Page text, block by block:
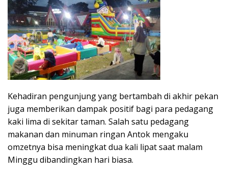
Kehadiran pengunjung yang bertambah di akhir pekan
juga memberikan dampak positif bagi para pedagang
kaki lima di sekitar taman. Salah satu pedagang
makanan dan minuman ringan Antok mengaku
omzetnya bisa meningkat dua kali lipat saat malam
Minggu dibandingkan hari biasa.